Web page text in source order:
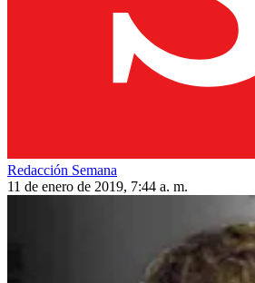
Redacción Semana
11 de enero de 2019, 7:44 a. m.